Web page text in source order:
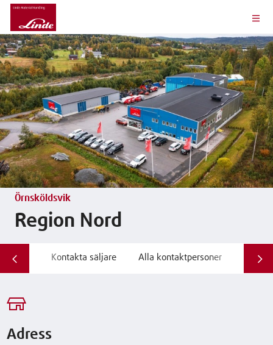
Örnsköldsvik
Region Nord
Kontakta säljare Alla kontaktpersoner
Adress